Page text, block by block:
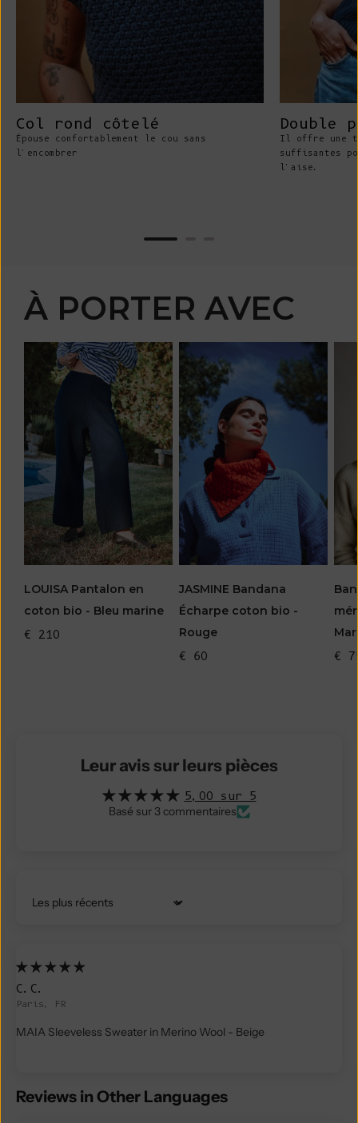
Col rond côtelé
Épouse confortablement le cou sans
l'encombrer
Double
Il offre une
suffisantes
l'aise.
À PORTER AVEC
LOUISA Pantalon en
coton bio - Bleu marine
€ 210
JASMINE Bandana
Écharpe coton bio -
Rouge
€ 60
€
Leur avis sur leurs pièces
5,00 sur 5
Basé sur 3 commentaires
Trier par
C.C.
Paris, FR
MAIA Sleeveless Sweater in Merino Wool - Beige
Reviews in Other Languages